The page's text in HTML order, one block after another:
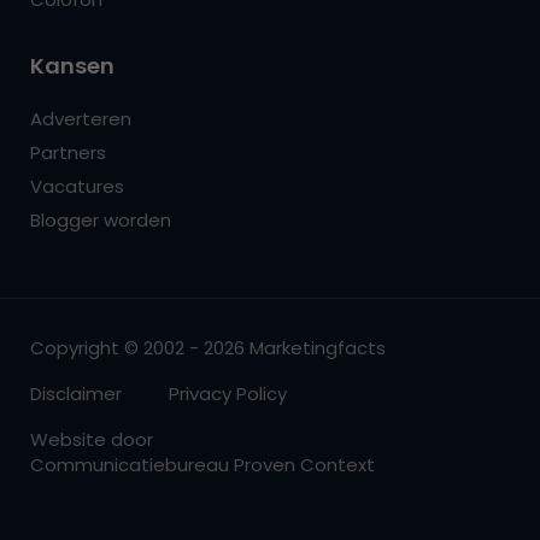
Kansen
Adverteren
Partners
Vacatures
Blogger worden
Copyright © 2002 - 2026 Marketingfacts
Disclaimer
Privacy Policy
Website door
Communicatiebureau Proven Context